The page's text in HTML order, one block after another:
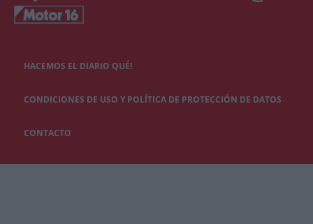
HACEMOS EL DIARIO QUÉ!
CONDICIONES DE USO Y POLÍTICA DE PROTECCIÓN DE DATOS
CONTACTO